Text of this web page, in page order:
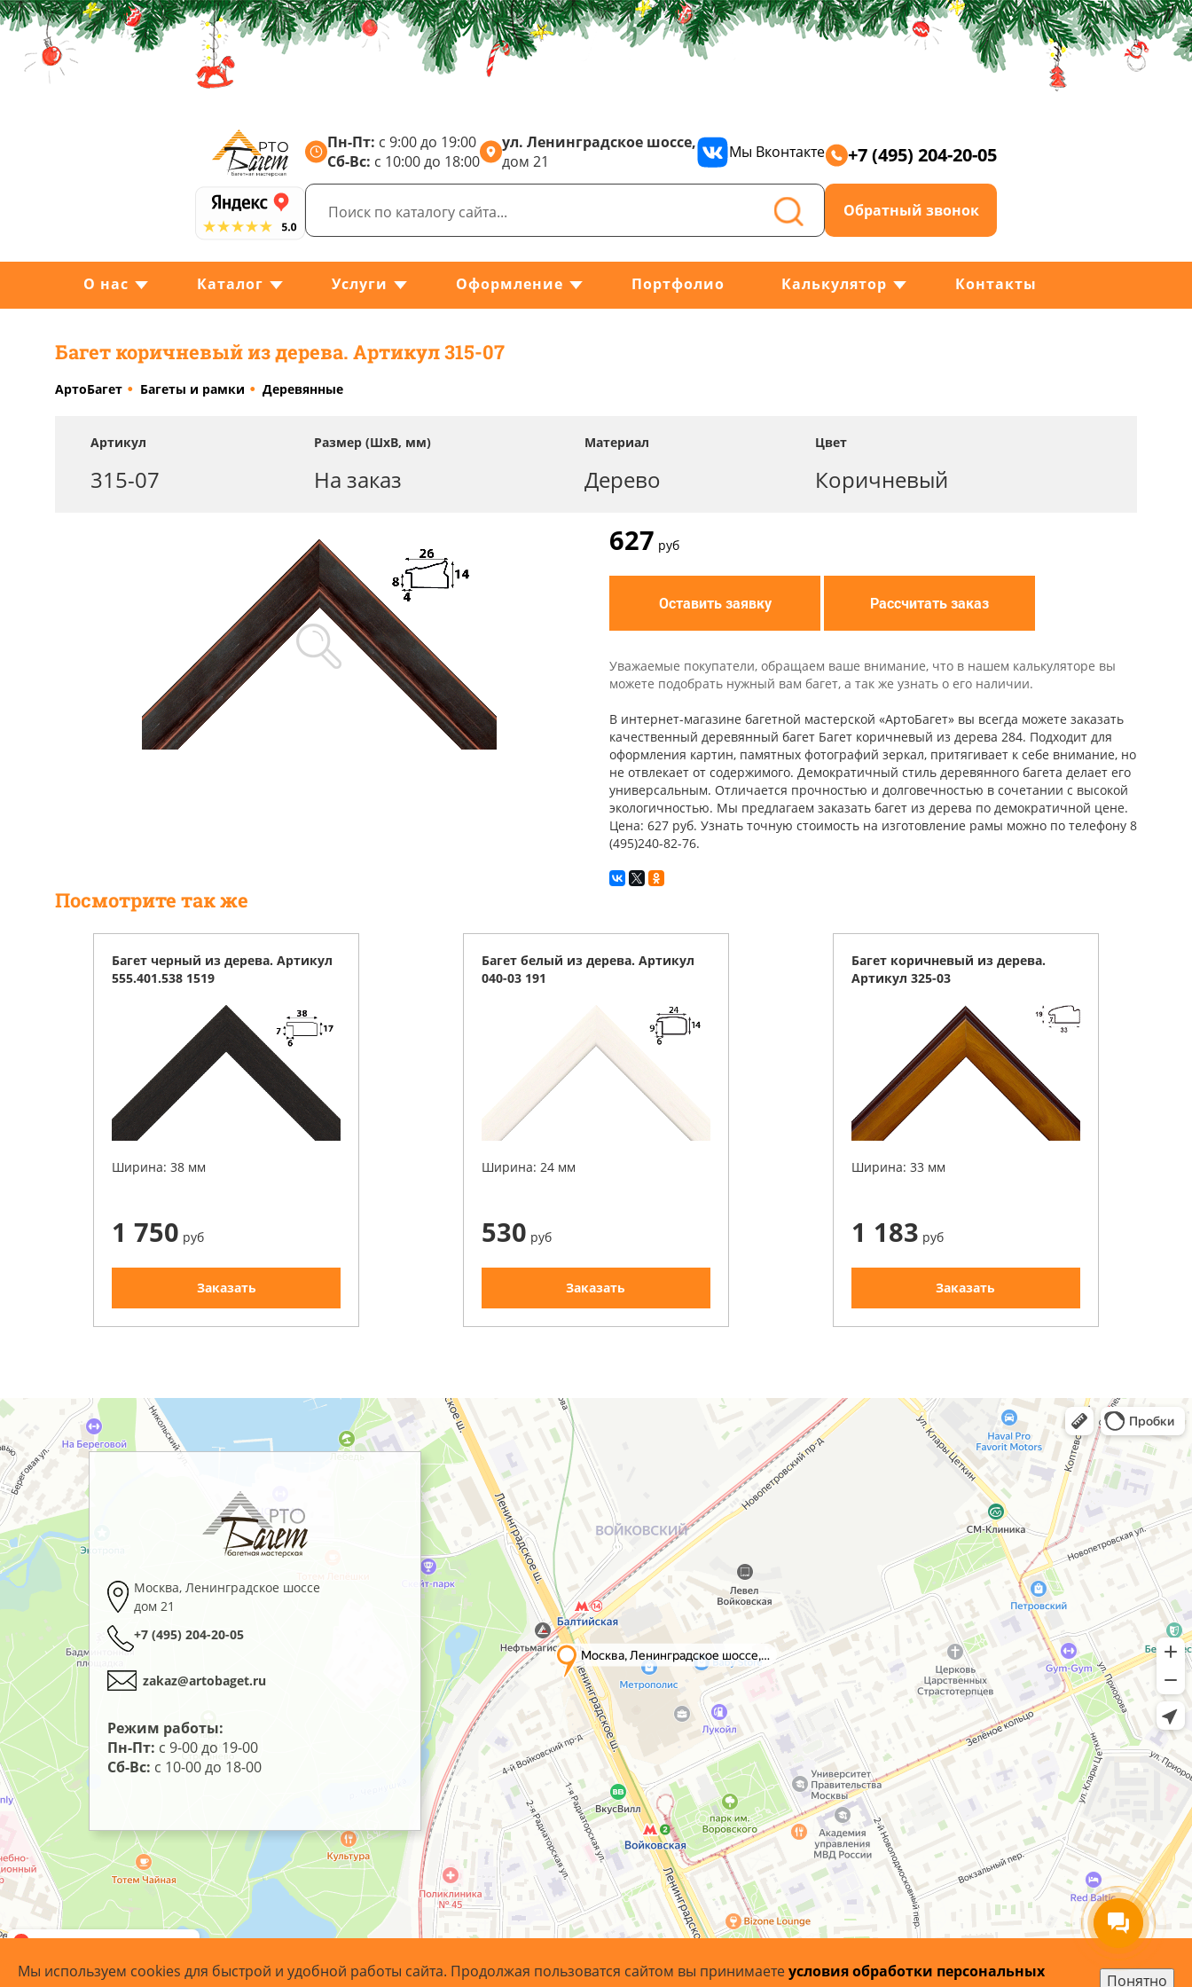
Пн-Пт: с 9:00 до 19:00
Сб-Вс: с 10:00 до 18:00
ул. Ленинградское шоссе,
дом 21
Мы Вконтакте +7 (495) 204-20-05
Обратный звонок
О нас Каталог Услуги Оформление Портфолио Калькулятор Контакты
Багет коричневый из дерева. Артикул 315-07
АртоБагет Багеты и рамки Деревянные
Артикул
315-07
Размер (ШхВ, мм)
На заказ
Материал
Дерево
Цвет
Коричневый
627 руб
Оставить заявку Рассчитать заказ
Уважаемые покупатели, обращаем ваше внимание, что в нашем калькуляторе вы
можете подобрать нужный вам багет, а так же узнать о его наличии.
В интернет-магазине багетной мастерской «АртоБагет» вы всегда можете заказать
качественный деревянный багет Багет коричневый из дерева 284. Подходит для
оформления картин, памятных фотографий зеркал, притягивает к себе внимание, но
не отвлекает от содержимого. Демократичный стиль деревянного багета делает его
универсальным. Отличается прочностью и долговечностью в сочетании с высокой
экологичностью. Мы предлагаем заказать багет из дерева по демократичной цене.
Цена: 627 руб. Узнать точную стоимость на изготовление рамы можно по телефону 8
(495)240-82-76.
Посмотрите так же
Багет черный из дерева. Артикул
555.401.538 1519
Ширина: 38 мм
1 750 руб
Заказать
Багет белый из дерева. Артикул
040-03 191
Ширина: 24 мм
530 руб
Заказать
Багет коричневый из дерева.
Артикул 325-03
Ширина: 33 мм
1 183 руб
Заказать
Москва, Ленинградское шоссе
дом 21
+7 (495) 204-20-05
zakaz@artobaget.ru
Режим работы:
Пн-Пт: с 9-00 до 19-00
Сб-Вс: с 10-00 до 18-00
Мы используем cookies для быстрой и удобной работы сайта. Продолжая пользоватся сайтом вы принимаетеусловия обработки персональных
Понятно